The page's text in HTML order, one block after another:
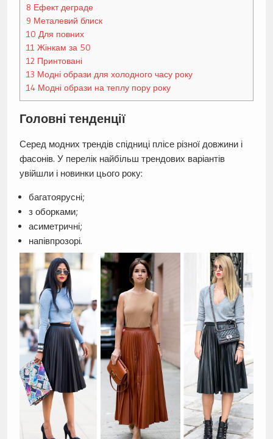
8 Ефект деграде
9 Металевий блиск
10 Для повних
11 Жінкам за 50
12Принтовані
13 Модні образи для холодного часу року
14 Модні образи на теплу пору року
Головні тенденції
Серед модних трендів спідниці плісе різної довжини і
фасонів. У перелік найбільш трендових варіантів
увійшли і новинки цього року:
багатоярусні;
з оборками;
асиметричні;
напівпрозорі.